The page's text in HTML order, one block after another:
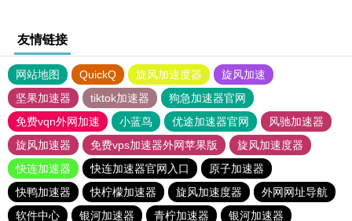
友情链接
网站地图 QuickQ 旋风加速度器
旋风加速
坚果加速器
tiktok加速器
狗急加速器官网
免费vqn外网加速
小蓝鸟 优途加速器官网
风驰加速器
旋风加速器
免费vps加速器外网苹果版
旋风加速度器
快连加速器
快连加速器官网入口
原子加速器
快鸭加速器
快柠檬加速器 旋风加速度器
外网网址导航
软件中心
银河加速器 青柠加速器
银河加速器